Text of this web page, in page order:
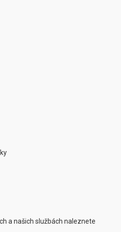
a našich službách naleznete